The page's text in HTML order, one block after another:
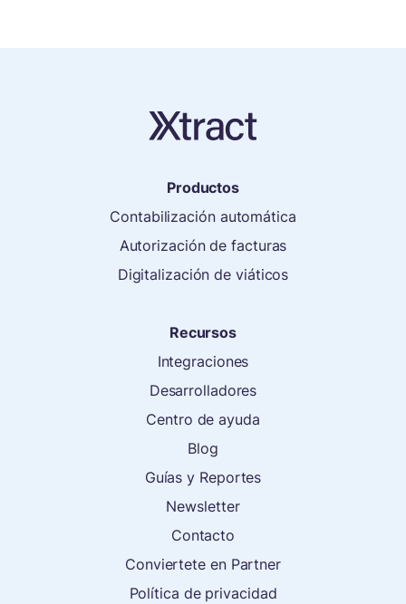
Productos
Contabilización automática
Autorización de facturas
Digitalización de viáticos
Recursos
Integraciones
Desarrolladores
Centro de ayuda
Blog
Guías y Reportes
Newsletter
Contacto
Conviertete en Partner
Política de privacidad